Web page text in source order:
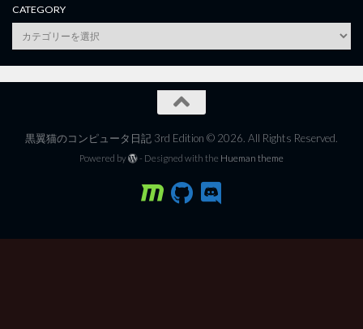
CATEGORY
category
黒翼猫のコンピュータ日記 3rd Edition © 2026. All Rights Reserved.
Powered by - Designed with the Hueman theme